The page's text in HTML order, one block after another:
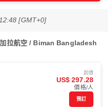
[GMT+0]
拉航空 / Biman Bangladesh
起價
US$ 297.28
價格/人
預訂